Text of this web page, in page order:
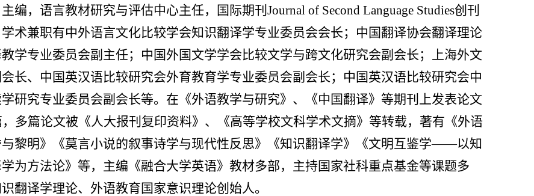
编，语言教材研究与评估中心主任，国际期刊 Journal of Second Language Studies创刊
术兼职有中外语言文化比较学会知识翻译学专业委员会会长；中国翻译协会翻译理论
学专业委员会副主任；中国外国文学学会比较文学与跨文化研究会副会长；上海外文
长、中国英汉语比较研究会外育教育学专业委员会副会长；中国英汉语比较研究会中
研究专业委员会副会长等。在《外语教学与研究》、《中国翻译》等期刊上发表论文
，多篇论文被《人大报刊复印资料》、《高等学校文科学术文摘》等转载，著有《外语
黎明》《莫言小说的叙事诗学与现代性反思》《知识翻译学》《文明互鉴学——以知
为方法论》等，主编《融合大学英语》教材多部，主持国家社科重点基金等课题多
翻译学理论、外语教育国家意识理论创始人。